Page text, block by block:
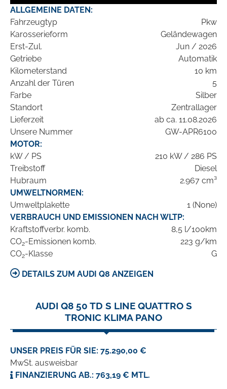
ALLGEMEINE DATEN:
Fahrzeugtyp
Pkw
Karosserieform
Geländewagen
Erst-Zul.
Jun / 2026
Getriebe
Automatik
Kilometerstand
10 km
Anzahl der Türen
5
Farbe
Silber
Standort
Zentrallager
Lieferzeit
ab ca. 11.08.2026
Unsere Nummer
GW-APR6100
MOTOR:
kW / PS
210 kW / 286 PS
Treibstoff
Diesel
Hubraum
2.967 cm³
UMWELTNORMEN:
Umweltplakette
1 (None)
VERBRAUCH UND EMISSIONEN NACH WLTP:
Kraftstoffverbr. komb.
8,5 l/100km
CO2-Emissionen komb.
223 g/km
CO2-Klasse G
DETAILS ZUM AUDI Q8 ANZEIGEN
AUDI Q8 50 TD S LINE QUATTRO S
TRONIC KLIMA PANO
UNSER PREIS FÜR SIE: 75.290,00 €
MwSt. ausweisbar
FINANZIERUNG AB.: 763,19 € MTL.